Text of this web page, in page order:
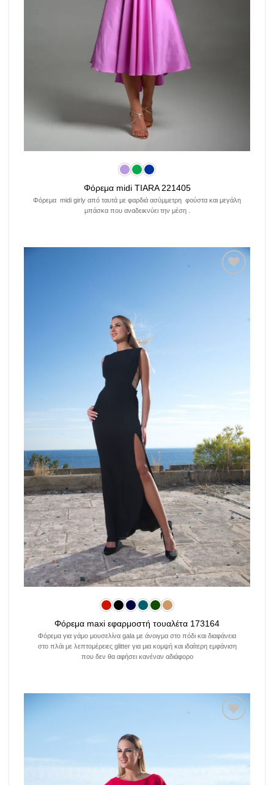
Φόρεμα midi TIARA 221405
Φόρεμα midi girly από ταυτά με φαρδιά ασύμμετρη φούστα και μεγάλη
μπάσκα που αναδεικνύει την μέση .
Φόρεμα maxi εφαρμοστή τουαλέτα 173164
Φόρεμα για γάμο μουσελίνα gala με άνοιγμα στο πόδι και διαφάνεια
στο πλάι με λεπτομέρειες glitter για μια κομψή και ιδαίτερη εμφάνιση
που δεν θα αφήσει κανέναν αδιάφορο